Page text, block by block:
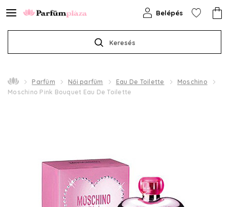
Keresés
Belépés
Parfüm Női parfüm Eau De Toilette
Moschino
Moschino Pink Bouquet Eau De Toilette